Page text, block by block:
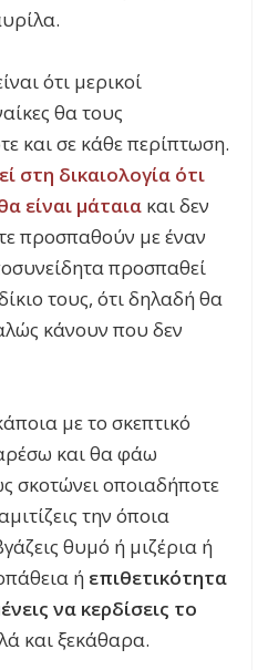
ότι μερικοί
θα τους
και σε κάθε περίπτωση.
στη δικαιολογία ότι
είναι μάταια και δεν
προσπαθούν με έναν
προσπαθεί
τους, ότι δηλαδή θα
κάνουν που δεν
με το σκεπτικό
και θα φάω
σκοτώνει οποιαδήποτε
την όποια
θυμό ή μιζέρια ή
ή επιθετικότητα
να κερδίσεις το
και ξεκάθαρα.